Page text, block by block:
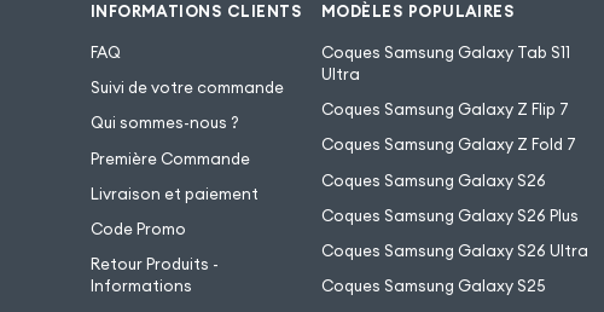
INFORMATIONS CLIENTS
FAQ
Suivi de votre commande
Qui sommes-nous ?
Première Commande
Livraison et paiement
Code Promo
Retour Produits -
Informations
MODÈLES POPULAIRES
Coques Samsung Galaxy Tab S11
Ultra
Coques Samsung Galaxy Z Flip 7
Coques Samsung Galaxy Z Fold 7
Coques Samsung Galaxy S26
Coques Samsung Galaxy S26 Plus
Coques Samsung Galaxy S26 Ultra
Coques Samsung Galaxy S25